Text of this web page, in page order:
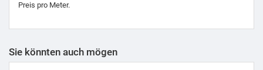
Preis pro Meter.
Sie könnten auch mögen